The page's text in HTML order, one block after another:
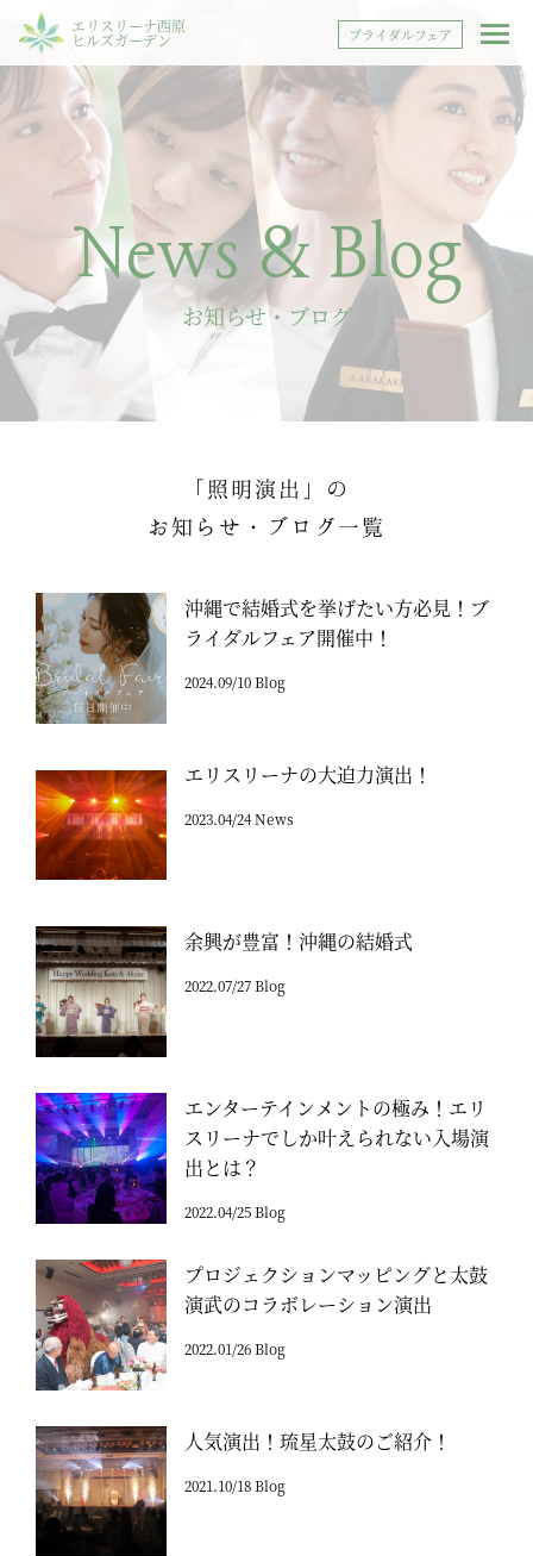
エリスリーナ西原
ヒルズガーデン ブライダルフェア
News & Blog
お知らせ・ブログ
「照明演出」の
お知らせ・ブログ一覧
沖縄で結婚式を挙げたい方必見！ブ
ライダルフェア開催中！
2024.09/10 Blog
エリスリーナの大迫力演出！
2023.04/24 News
余興が豊富！沖縄の結婚式
2022.07/27 Blog
エンターテインメントの極み！エリ
スリーナでしか叶えられない入場演
出とは？
2022.04/25 Blog
プロジェクションマッピングと太鼓
演武のコラボレーション演出
2022.01/26 Blog
人気演出！琉星太鼓のご紹介！
2021.10/18 Blog